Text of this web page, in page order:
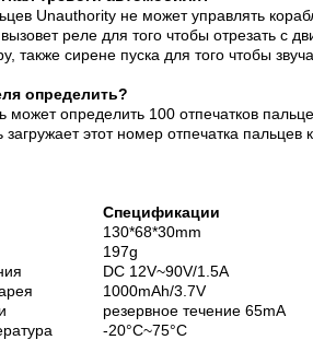
Unauthority не может управлять
реле для того чтобы отрезать с
также сирене пуска для того чтобы
определить?
может определить 100 отпечатков
этот номер отпечатка
Спецификации
130*68*30mm
197g
DC 12V~90V/1.5A
1000mAh/3.7V
резервное течение 65mA
-20°C~75°C